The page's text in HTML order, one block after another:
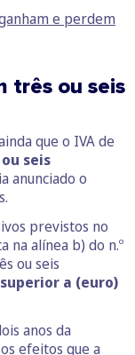
e perdem
três ou seis
que o IVA de
seis
anunciado o
previstos no
na alínea b) do n.º
ou seis
a (euro)
anos da
efeitos que a